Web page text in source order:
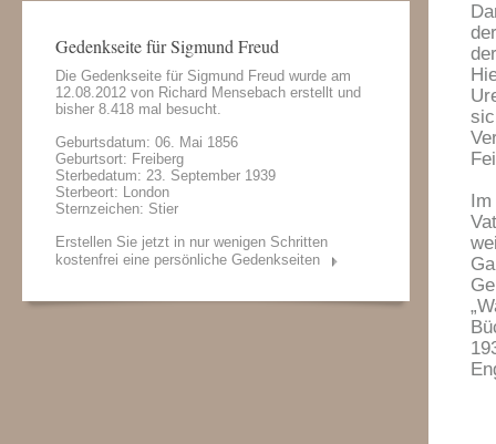
Im
Gedenkseite für Sigmund Freud
Die Gedenkseite für Sigmund Freud wurde am
12.08.2012 von Richard Mensebach erstellt und
bisher 8.418 mal besucht.
Geburtsdatum: 06. Mai 1856
Geburtsort: Freiberg
Sterbedatum: 23. September 1939
Sterbeort: London
Sternzeichen: Stier
Erstellen Sie jetzt in nur wenigen Schritten
kostenfrei eine persönliche Gedenkseiten